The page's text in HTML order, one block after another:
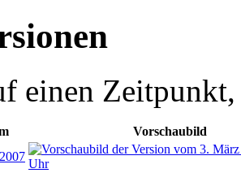
einen Zeitpunkt,
Vorschaubild